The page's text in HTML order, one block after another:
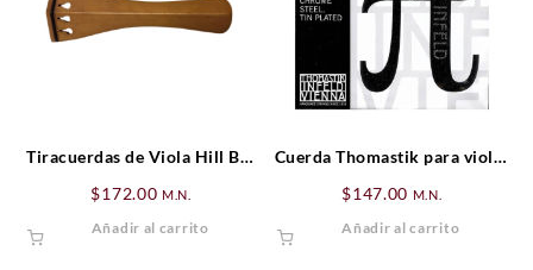
Tiracuerdas de Viola Hill Boj
$172.00 M.N.
Añadir al carrito
Cuerda Thomastik para violín
$147.00 M.N.
Añadir al carrito